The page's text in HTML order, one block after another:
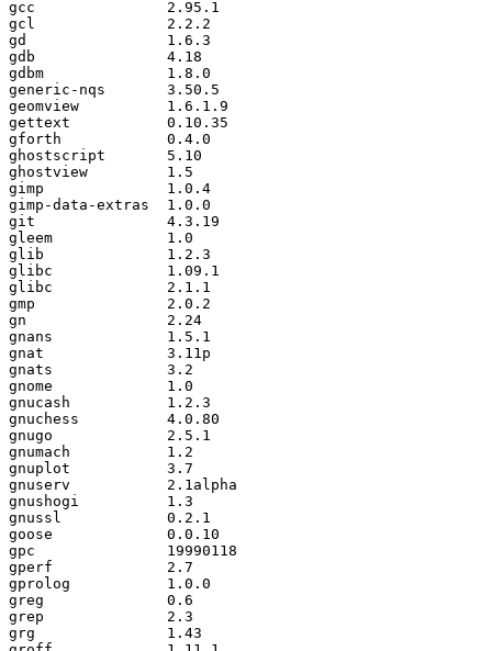
gcc               2.95.1
gcl               2.2.2
gd                1.6.3
gdb               4.18
gdbm              1.8.0
generic-nqs       3.50.5
geomview          1.6.1.9
gettext           0.10.35
gforth            0.4.0
ghostscript       5.10
ghostview         1.5
gimp              1.0.4
gimp-data-extras  1.0.0
git               4.3.19
gleem             1.0
glib              1.2.3
glibc             1.09.1
glibc             2.1.1
gmp               2.0.2
gn                2.24
gnans             1.5.1
gnat              3.11p
gnats             3.2
gnome             1.0
gnucash           1.2.3
gnuchess          4.0.80
gnugo             2.5.1
gnumach           1.2
gnuplot           3.7
gnuserv           2.1alpha
gnushogi          1.3
gnussl            0.2.1
goose             0.0.10
gpc               19990118
gperf             2.7
gprolog           1.0.0
greg              0.6
grep              2.3
grg               1.43